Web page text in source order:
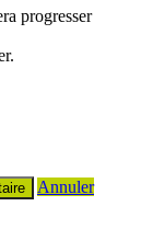
progresser
Annuler